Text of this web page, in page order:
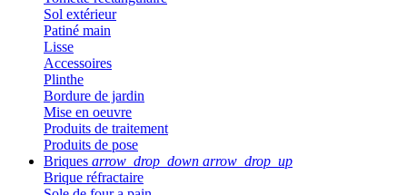
Sol extérieur
Patiné main
Lisse
Accessoires
Plinthe
Bordure de jardin
Mise en oeuvre
Produits de traitement
Produits de pose
Briques arrow_drop_down arrow_drop_up
Brique réfractaire